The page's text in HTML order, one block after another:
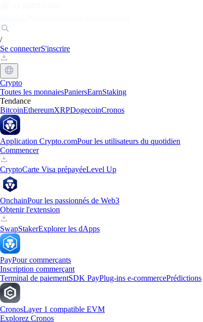
/
Se connecterS'inscrire
Crypto
Toutes les monnaiesPaniersEarnStaking
Tendance
BitcoinEthereumXRPDogecoinCronos
Application Crypto.comPour les utilisateurs du quotidien
Commencer
CryptoCarte Visa prépayéeLevel Up
OnchainPour les passionnés de Web3
Obtenir l'extension
SwapStakerExplorer les dApps
PayPour commerçants
Inscription commerçant
Terminal de paiementSDK PayPlug-ins e-commercePrédictions
CronosLayer 1 compatible EVM
Explorez Cronos